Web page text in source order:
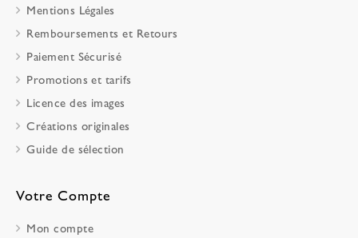
Mentions Légales
Remboursements et Retours
Paiement Sécurisé
Promotions et tarifs
Licence des images
Créations originales
Guide de sélection
Votre Compte
Mon compte